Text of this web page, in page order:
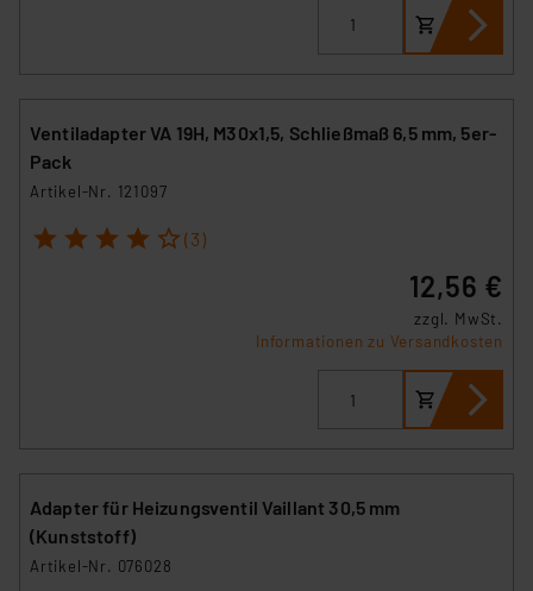
Ventiladapter VA 19H, M30x1,5, Schließmaß 6,5 mm, 5er-
Pack
Artikel-Nr. 121097
1 2 3 4 5 (3)
12,56 €
zzgl. MwSt.
Informationen zu Versandkosten
Adapter für Heizungsventil Vaillant 30,5 mm
(Kunststoff)
Artikel-Nr. 076028